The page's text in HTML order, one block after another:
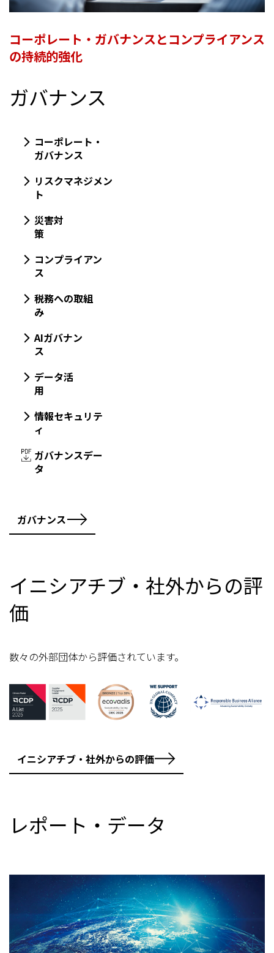
コーポレート・ガバナンスとコンプライアンス
の持続的強化
ガバナンス
コーポレート・
ガバナンス
リスクマネジメン
ト
災害対
策
コンプライアン
ス
税務への取組
み
AIガバナン
ス
データ活
用
情報セキュリテ
ィ
ガバナンスデー
タ
ガバナンス
イニシアチブ・社外からの評
価
数々の外部団体から評価されています。
イニシアチブ・社外からの評価
レポート・データ